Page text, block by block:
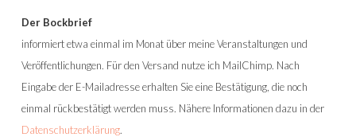
Der Bockbrief
informiert etwa einmal im Monat über meine Veranstaltungen und
Veröffentlichungen. Für den Versand nutze ich MailChimp. Nach
Eingabe der E-Mailadresse erhalten Sie eine Bestätigung, die noch
einmal rückbestätigt werden muss. Nähere Informationen dazu in der
Datenschutzerklärung.